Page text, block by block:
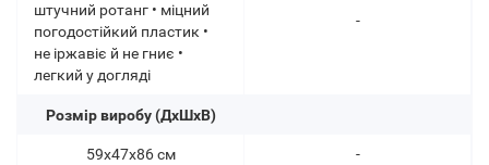
штучний ротанг • міцний
погодостійкий пластик •
не іржавіє й не гниє •
легкий у догляді
Розмір виробу (ДхШхВ)
59х47х86 см
-
-